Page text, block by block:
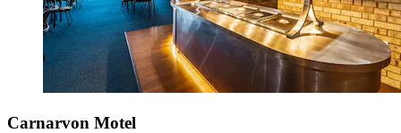
Carnarvon Motel